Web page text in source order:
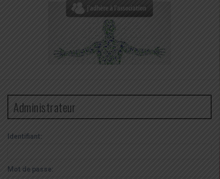
Administrateur
Identifiant:
Mot de passe: